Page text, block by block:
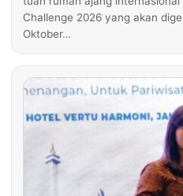
Challenge 2026 yang akan
Oktober…